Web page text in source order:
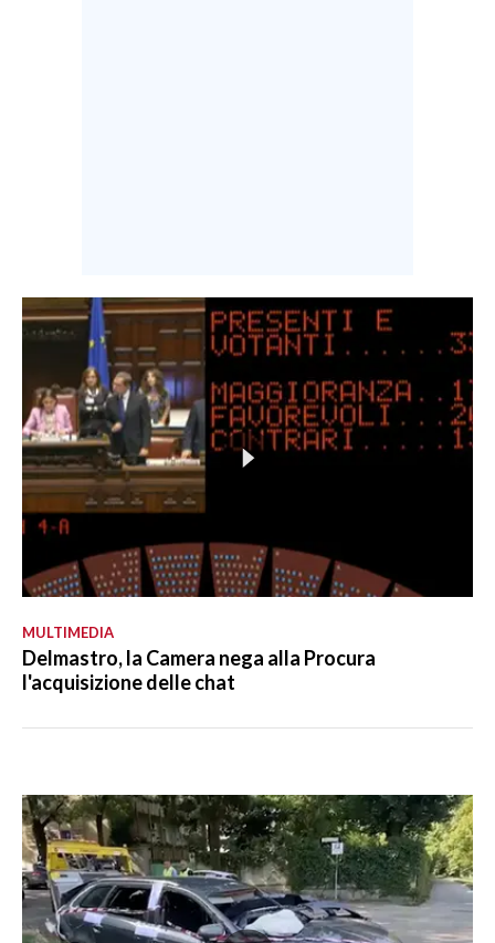
MULTIMEDIA
Delmastro, la Camera nega alla Procura
l'acquisizione delle chat